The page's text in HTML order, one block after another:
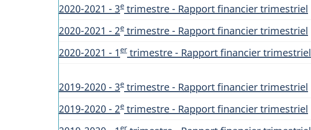
2020-2021 - 3e trimestre - Rapport financier trimestriel
2020-2021 - 2e trimestre - Rapport financier trimestriel
2020-2021 - 1 er trimestre - Rapport financier trimestriel
2019-2020 - 3e trimestre - Rapport financier trimestriel
2019-2020 - 2e trimestre - Rapport financier trimestriel
er